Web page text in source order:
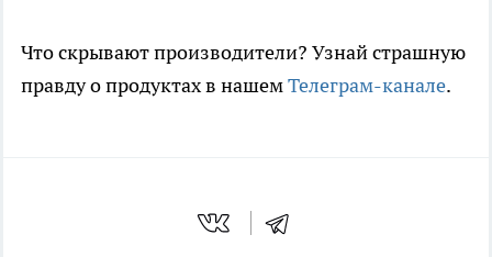
Что скрывают производители? Узнай страшную
правду о продуктах в нашемТелеграм-канале.